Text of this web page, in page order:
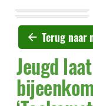
Terug naar
Jeugd